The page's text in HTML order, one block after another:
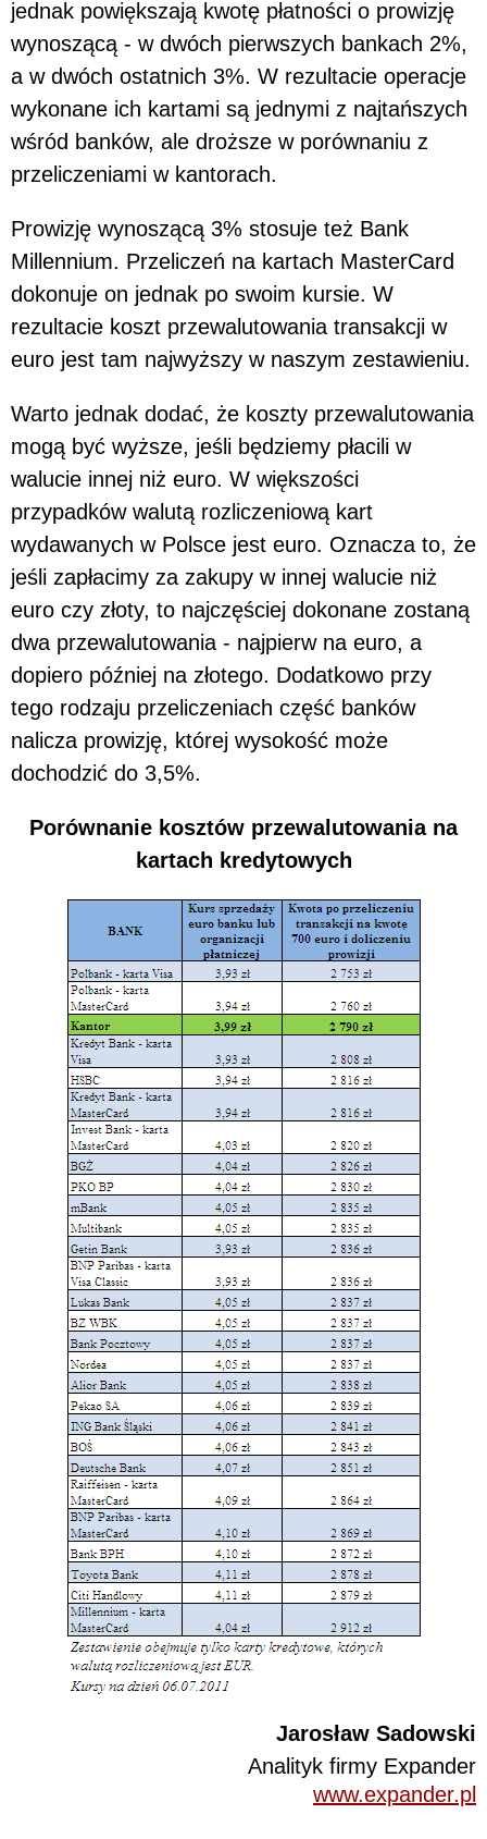
jednak powiększają kwotę płatności o prowizję
wynoszącą - w dwóch pierwszych bankach 2%,
a w dwóch ostatnich 3%. W rezultacie operacje
wykonane ich kartami są jednymi z najtańszych
wśród banków, ale droższe w porównaniu z
przeliczeniami w kantorach.
Prowizję wynoszącą 3% stosuje też Bank
Millennium. Przeliczeń na kartach MasterCard
dokonuje on jednak po swoim kursie. W
rezultacie koszt przewalutowania transakcji w
euro jest tam najwyższy w naszym zestawieniu.
Warto jednak dodać, że koszty przewalutowania
mogą być wyższe, jeśli będziemy płacili w
walucie innej niż euro. W większości
przypadków walutą rozliczeniową kart
wydawanych w Polsce jest euro. Oznacza to, że
jeśli zapłacimy za zakupy w innej walucie niż
euro czy złoty, to najczęściej dokonane zostaną
dwa przewalutowania - najpierw na euro, a
dopiero później na złotego. Dodatkowo przy
tego rodzaju przeliczeniach część banków
nalicza prowizję, której wysokość może
dochodzić do 3,5%.
Porównanie kosztów przewalutowania na
kartach kredytowych
Jarosław Sadowski
Analityk firmy Expander
www.expander.pl